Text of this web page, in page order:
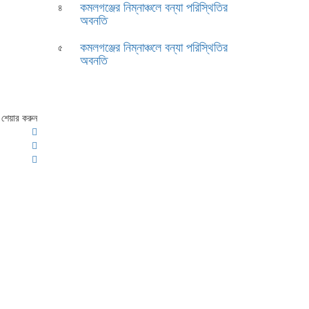
করুন
৪ কমলগঞ্জের নিম্নাঞ্চলে বন্যা পরিস্থিতির
অবনতি
৫ কমলগঞ্জের নিম্নাঞ্চলে বন্যা পরিস্থিতির
অবনতি